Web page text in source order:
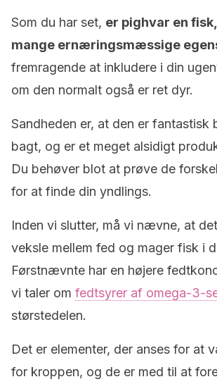
Som du har set, er pighvar en
mange ernæringsmæssige
fremragende at inkludere i din
om den normalt også er ret dyr.
Sandheden er, at den er fantastisk
bagt, og er et meget alsidigt
Du behøver blot at prøve de
for at finde din yndlings.
Inden vi slutter, må vi nævne, at
veksle mellem fed og mager fisk i
Førstnævnte har en højere
vi taler om fedtsyrer af omega-3-
størstedelen.
Det er elementer, der anses for at
for kroppen, og de er med til at